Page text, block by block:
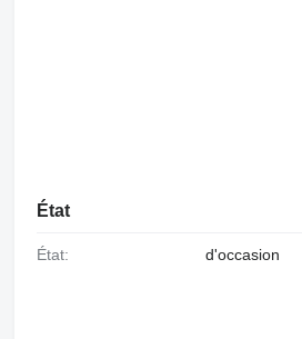
État
État: d'occasion